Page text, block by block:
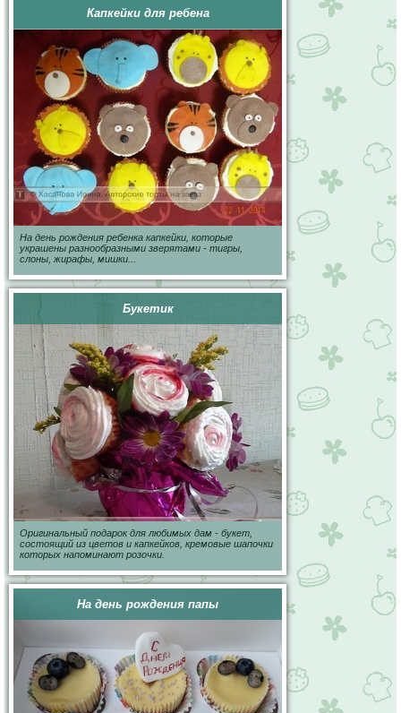
Капкейки для ребена
На день рождения ребенка капкейки, которые
украшены разнообразными зверятами - тигры,
слоны, жирафы, мишки...
Букетик
Оригинальный подарок для любимых дам - букет,
состоящий из цветов и капкейков, кремовые шапочки
которых напоминают розочки.
На день рождения папы